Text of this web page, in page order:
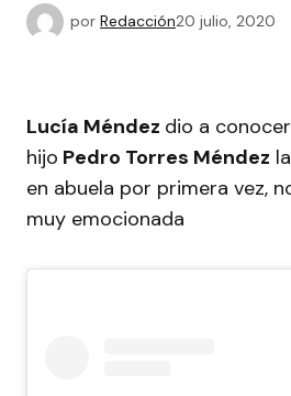
por Redacción20 julio, 2020
Lucía Méndez dio a
hijo Pedro Torres Méndez
en abuela por primera vez,
muy emocionada